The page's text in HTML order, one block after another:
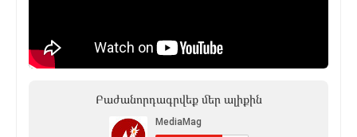
Բաժանորդագրվեք մեր ալիքին